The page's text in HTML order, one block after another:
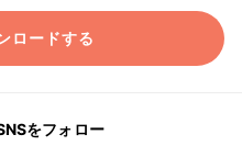
ロードする
をフォロー